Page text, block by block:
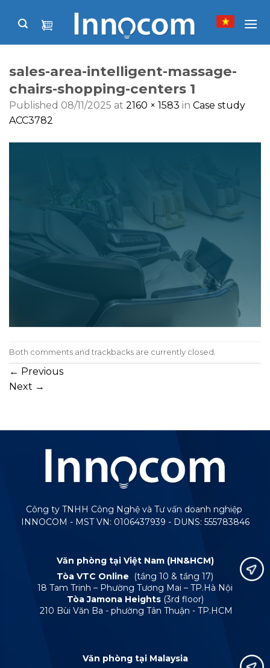
sales-area-intelligent-massage-
chairs-shopping-centers 1
Published 08/11/2025 at 2160 × 1583 in Case study
ACC3782
Both comments and trackbacks are currently closed.
← Previous
Next →
Công ty TNHH Công Nghệ và Tư vấn doanh nghiệp
INNOCOM - MST VN: 0106437939 - DUNS: 555783846
Văn phòng tại Việt Nam (HN&HCM)
Tòa VTC Online
(tầng 10 & tầng 17)
18 Tam Trinh – Phường Tương Mai – TP.Hà Nội
Tòa Jamona Heights (3rd floor)
210 Bùi Văn Ba - phường Tân Thuận - TP.HCM
Văn phòng tại Malaysia